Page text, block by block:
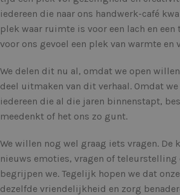
iedereen die naar ons handwerk-café
plek waar ruimte is voor een lach en een
voor ons gevoel een plek van warmte en
We delen dit nu al, omdat we open
deel uitmaken van dit verhaal. Omdat
iedereen die al die jaren binnenstapt,
meedenkt of het ons zo gunt.
We willen nog wel graag iets vragen.
nieuws emoties, vragen of teleurstelling
begrijpen we. Tegelijk hopen we dat
dezelfde vriendelijkheid en zorg